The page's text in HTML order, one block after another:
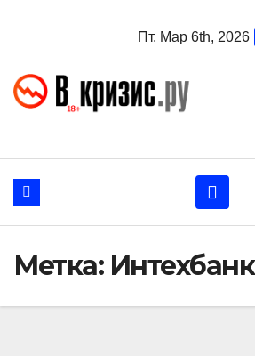
Пт. Мар 6th, 2026
Метка: Интехбанк